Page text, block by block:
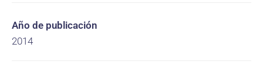
Año de publicación
2014